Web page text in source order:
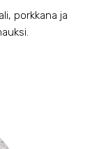
porkkana ja